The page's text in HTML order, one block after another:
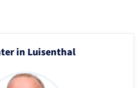
in Luisenthal